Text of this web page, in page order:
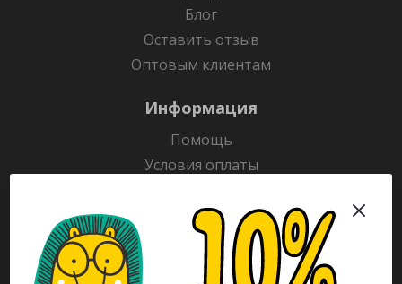
Блог
Оставить отзыв
Оптовым клиентам
Информация
Помощь
Условия оплаты
Гарантия на товар
Раскраски
Рекламодателям